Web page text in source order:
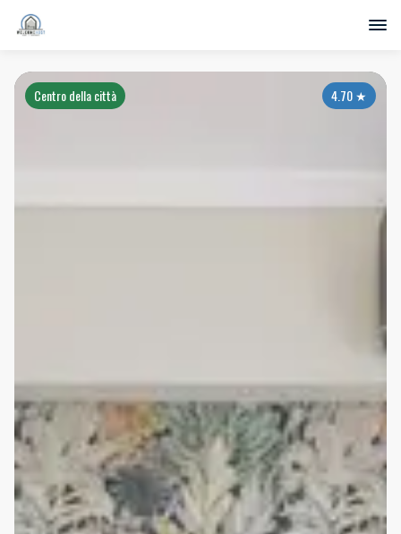
4.70★
Centro della città